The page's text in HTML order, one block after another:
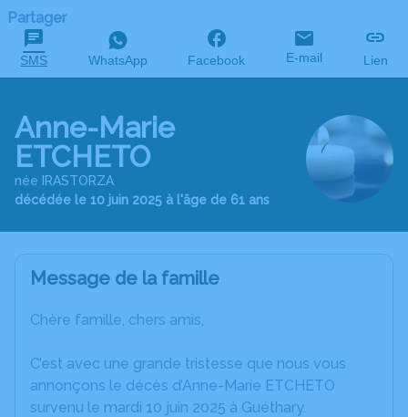
Partager
SMS WhatsApp Facebook E-mail Lien
Anne-Marie
ETCHETO
née IRASTORZA
décédée le 10 juin 2025 à l'âge de 61 ans
Message de la famille
Chère famille, chers amis,
C’est avec une grande tristesse que nous vous
annonçons le décès d’Anne-Marie ETCHETO
survenu le mardi 10 juin 2025 à Guéthary.